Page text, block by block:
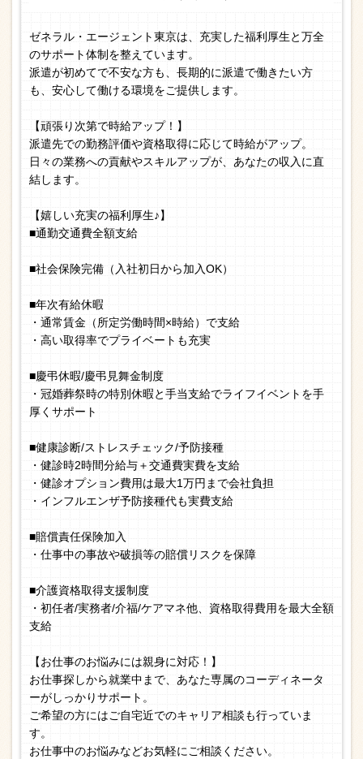
ゼネラル・エージェント東京は、充実した福利厚生と万全
のサポート体制を整えています。
派遣が初めてで不安な方も、長期的に派遣で働きたい方
も、安心して働ける環境をご提供します。
【頑張り次第で時給アップ！】
派遣先での勤務評価や資格取得に応じて時給がアップ。
日々の業務への貢献やスキルアップが、あなたの収入に直
結します。
【嬉しい充実の福利厚生♪】
■通勤交通費全額支給
■社会保険完備（入社初日から加入OK）
■年次有給休暇
・通常賃金（所定労働時間×時給）で支給
・高い取得率でプライベートも充実
■慶弔休暇/慶弔見舞金制度
・冠婚葬祭時の特別休暇と手当支給でライフイベントを手
厚くサポート
■健康診断/ストレスチェック/予防接種
・健診時2時間分給与＋交通費実費を支給
・健診オプション費用は最大1万円まで会社負担
・インフルエンザ予防接種代も実費支給
■賠償責任保険加入
・仕事中の事故や破損等の賠償リスクを保障
■介護資格取得支援制度
・初任者/実務者/介福/ケアマネ他、資格取得費用を最大全額
支給
【お仕事のお悩みには親身に対応！】
お仕事探しから就業中まで、あなた専属のコーディネータ
ーがしっかりサポート。
ご希望の方にはご自宅近でのキャリア相談も行っていま
す。
お仕事中のお悩みなどお気軽にご相談ください。